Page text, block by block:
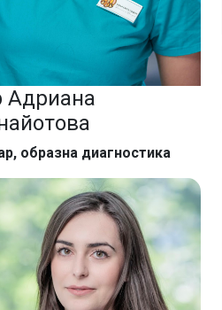
Адриана
образна диагностика